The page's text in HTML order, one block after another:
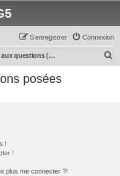
Connexion
S’enregistrer
Foire aux questions (Questions posées fréquemment)
posées
!
!
plus me connecter ?!